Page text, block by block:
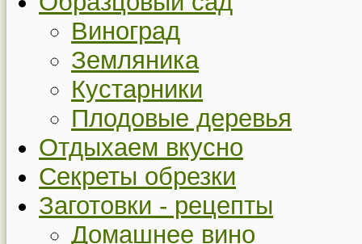
Виноград
Земляника
Кустарники
Плодовые деревья
Отдыхаем вкусно
Секреты обрезки
Заготовки - рецепты
Домашнее вино